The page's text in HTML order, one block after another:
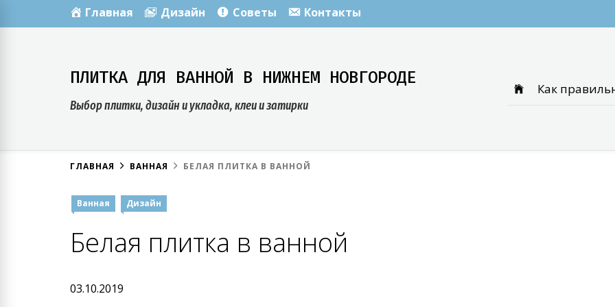
to
Главная Дизайн Советы Контакты
ПЛИТКА ДЛЯ ВАННОЙ В НИЖНЕМ НОВГОРОДЕ
Выбор плитки, дизайн и укладка, клеи и затирки
Как
ГЛАВНАЯ ВАННАЯ БЕЛАЯ ПЛИТКА В ВАННОЙ
Ванная Дизайн
Белая плитка в ванной
03.10.2019